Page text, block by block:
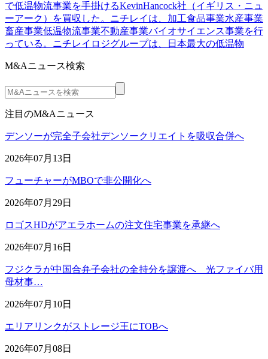
で低温物流事業を手掛けるKevinHancock社（イギリス・ニュ
ーアーク）を買収した。ニチレイは、加工食品事業水産事業
畜産事業低温物流事業不動産事業バイオサイエンス事業を行
っている。ニチレイロジグループは、日本最大の低温物
M&Aニュース検索
注目のM&Aニュース
デンソーが完全子会社デンソークリエイトを吸収合併へ
2026年07月13日
フューチャーがMBOで非公開化へ
2026年07月29日
ロゴスHDがアエラホームの注文住宅事業を承継へ
2026年07月16日
フジクラが中国合弁子会社の全持分を譲渡へ 光ファイバ用
母材事…
2026年07月10日
エリアリンクがストレージ王にTOBへ
2026年07月08日